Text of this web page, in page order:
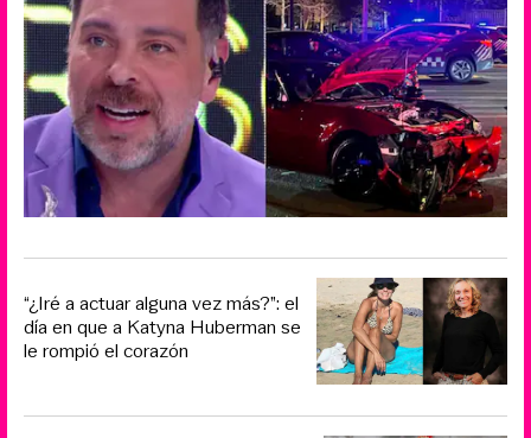
“¿Iré a actuar alguna vez más?”: el
día en que a Katyna Huberman se
le rompió el corazón